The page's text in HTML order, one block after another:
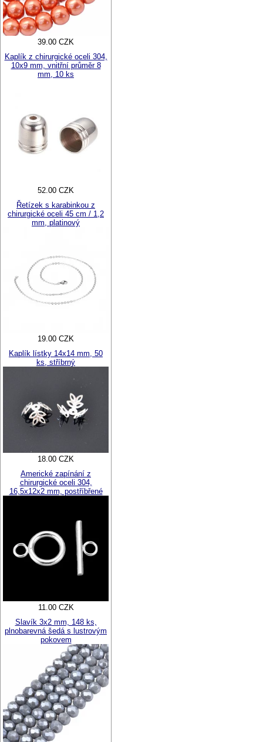
39.00 CZK
Kaplík z chirurgické oceli 304,
10x9 mm, vnitřní průměr 8
mm, 10 ks
52.00 CZK
Řetízek s karabinkou z
chirurgické oceli 45 cm / 1,2
mm, platinový
19.00 CZK
Kaplík lístky 14x14 mm, 50
ks, stříbrný
18.00 CZK
Americké zapínání z
chirurgické oceli 304,
16,5x12x2 mm, postříbřené
11.00 CZK
Slavík 3x2 mm, 148 ks,
plnobarevná šedá s lustrovým
pokovem